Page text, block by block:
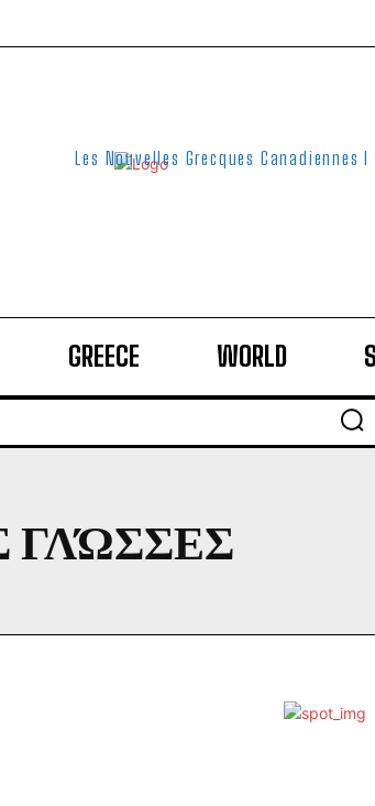
Les Nouvelles Grecques Canadiennes I
GREECE WORLD
ΓΛΏΣΣΕΣ